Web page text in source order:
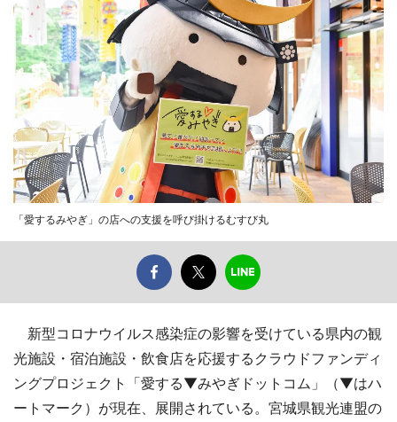
「愛するみやぎ」の店への支援を呼び掛けるむすび丸
新型コロナウイルス感染症の影響を受けている県内の観
光施設・宿泊施設・飲食店を応援するクラウドファンディ
ングプロジェクト「愛する▼みやぎドットコム」（▼はハ
ートマーク）が現在、展開されている。宮城県観光連盟の